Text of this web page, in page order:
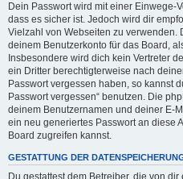
Dein Passwort wird mit einer Einwege-
dass es sicher ist. Jedoch wird dir
Vielzahl von Webseiten zu verwenden.
deinem Benutzerkonto für das Board,
Insbesondere wird dich kein Vertreter
ein Dritter berechtigterweise nach
Passwort vergessen haben, so kannst
Passwort vergessen“ benutzen. Die
deinem Benutzernamen und deiner E-
ein neu generiertes Passwort an diese
Board zugreifen kannst.
GESTATTUNG DER
Du gestattest dem Betreiber, die von